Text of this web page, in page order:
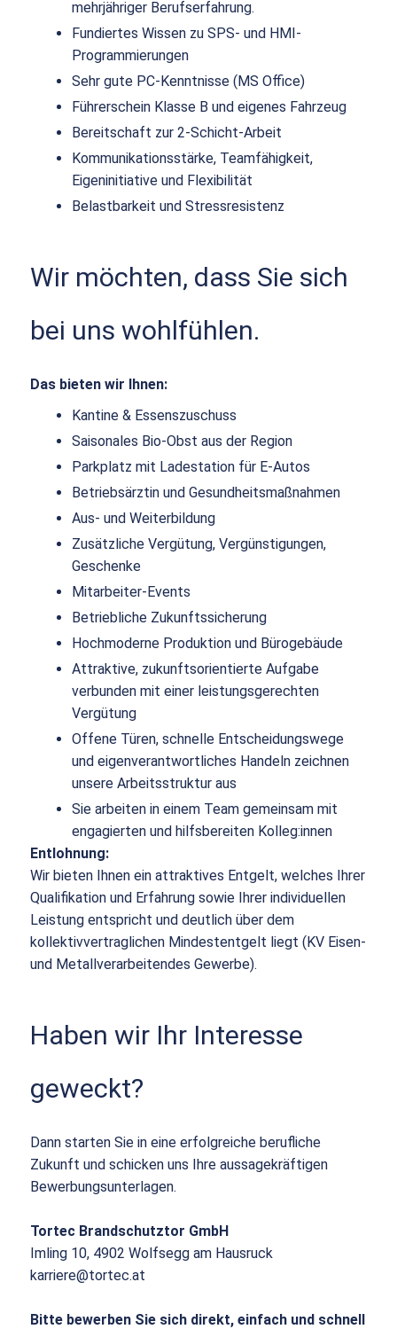
mehrjähriger Berufserfahrung.
Fundiertes Wissen zu SPS- und HMI-
Programmierungen
Sehr gute PC-Kenntnisse (MS Office)
Führerschein Klasse B und eigenes Fahrzeug
Bereitschaft zur 2-Schicht-Arbeit
Kommunikationsstärke, Teamfähigkeit,
Eigeninitiative und Flexibilität
Belastbarkeit und Stressresistenz
Wir möchten, dass Sie sich
bei uns wohlfühlen.
Das bieten wir Ihnen:
Kantine & Essenszuschuss
Saisonales Bio-Obst aus der Region
Parkplatz mit Ladestation für E-Autos
Betriebsärztin und Gesundheitsmaßnahmen
Aus- und Weiterbildung
Zusätzliche Vergütung, Vergünstigungen,
Geschenke
Mitarbeiter-Events
Betriebliche Zukunftssicherung
Hochmoderne Produktion und Bürogebäude
Attraktive, zukunftsorientierte Aufgabe
verbunden mit einer leistungsgerechten
Vergütung
Offene Türen, schnelle Entscheidungswege
und eigenverantwortliches Handeln zeichnen
unsere Arbeitsstruktur aus
Sie arbeiten in einem Team gemeinsam mit
engagierten und hilfsbereiten Kolleg:innen
Entlohnung:
Wir bieten Ihnen ein attraktives Entgelt, welches Ihrer
Qualifikation und Erfahrung sowie Ihrer individuellen
Leistung entspricht und deutlich über dem
kollektivvertraglichen Mindestentgelt liegt (KV Eisen-
und Metallverarbeitendes Gewerbe).
Haben wir Ihr Interesse
geweckt?
Dann starten Sie in eine erfolgreiche berufliche
Zukunft und schicken uns Ihre aussagekräftigen
Bewerbungsunterlagen.
Tortec Brandschutztor GmbH
Imling 10, 4902 Wolfsegg am Hausruck
karriere@tortec.at
Bitte bewerben Sie sich direkt, einfach und schnell